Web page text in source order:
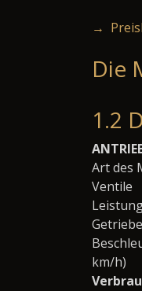
→
Die
1.2
Art des
Ventile
km/h)